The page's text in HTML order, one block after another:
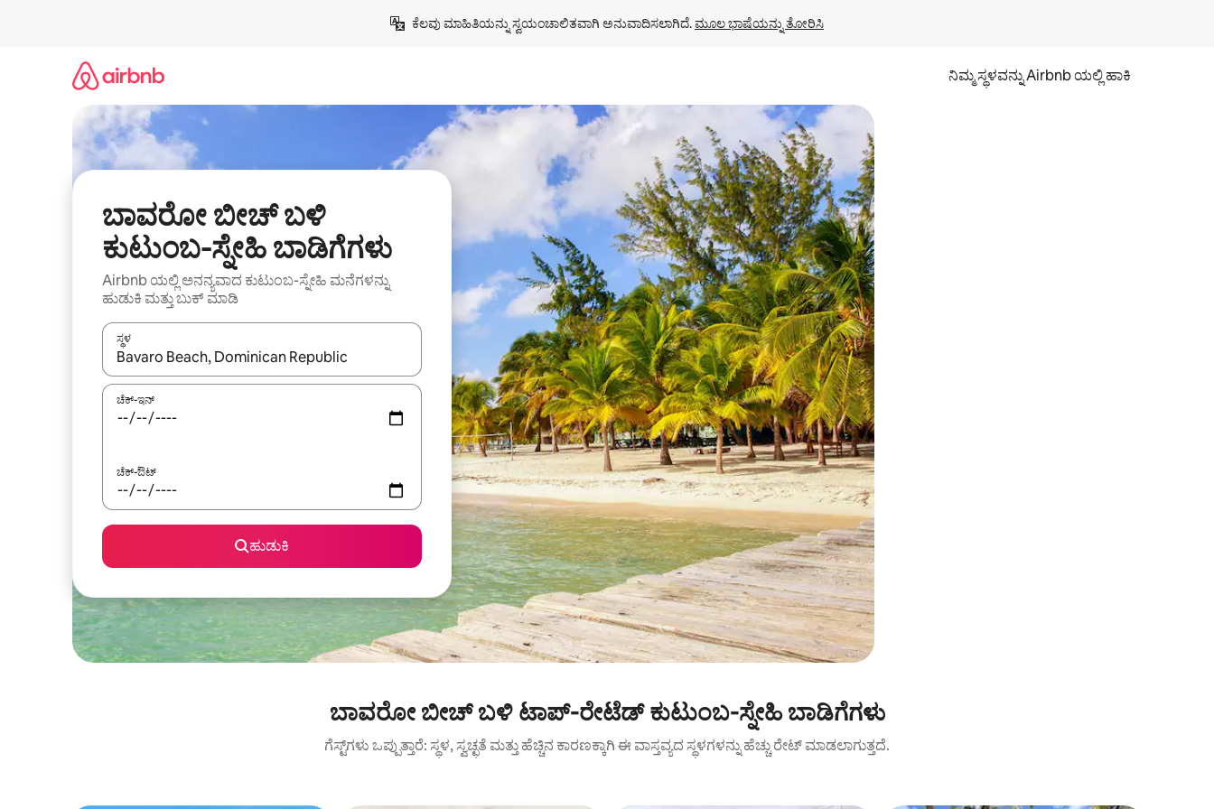
ಕೆಲವು ಮಾಹಿತಿಯನ್ನು ಸ್ವಯಂಚಾಲಿತವಾಗಿ ಅನುವಾದಿಸಲಾಗಿದೆ. ಮೂಲ ಭಾಷೆಯನ್ನು ತೋರಿಸಿ
ನಿಮ್ಮ ಸ್ಥಳವನ್ನು Airbnb ಯಲ್ಲಿ ಹಾಕಿ
ಬಾವರೋ ಬೀಚ್ ಬಳಿ
ಕುಟುಂಬ-ಸ್ನೇಹಿ ಬಾಡಿಗೆಗಳು
Airbnb ಯಲ್ಲಿ ಅನನ್ಯವಾದ ಕುಟುಂಬ-ಸ್ನೇಹಿ ಮನೆಗಳನ್ನು
ಹುಡುಕಿ ಮತ್ತು ಬುಕ್ ಮಾಡಿ
ಸ್ಥಳ
ಫಲಿತಾಂಶಗಳು ಲಭ್ಯವಿರುವಾಗ, ಅಪ್ ಮತ್ತು ಡೌನ್ ಬಾಣದ ಕೀಲಿಗಳೊಂದಿಗೆ ನ್ಯಾವಿಗೇಟ್ ಮಾಡಿ ಅಥವಾ ಸ್ಪರ್ಶ ಅಥವಾ ಸ್ವೈಪ್ ಗೆಸ್ಚರ್‌ಗಳ ಮೂಲಕ ಅನ್ವೇಷಿಸಿ.
ಚೆಕ್-ಇನ್
ಚೆಕ್-ಔಟ್
ಹುಡುಕಿ
ಬಾವರೋ ಬೀಚ್ ಬಳಿ ಟಾಪ್-ರೇಟೆಡ್ ಕುಟುಂಬ-ಸ್ನೇಹಿ ಬಾಡಿಗೆಗಳು
ಗೆಸ್ಟ್‌ಗಳು ಒಪ್ಪುತ್ತಾರೆ: ಸ್ಥಳ, ಸ್ವಚ್ಛತೆ ಮತ್ತು ಹೆಚ್ಚಿನ ಕಾರಣಕ್ಕಾಗಿ ಈ ವಾಸ್ತವ್ಯದ ಸ್ಥಳಗಳನ್ನು ಹೆಚ್ಚು ರೇಟ್ ಮಾಡಲಾಗುತ್ತದೆ.